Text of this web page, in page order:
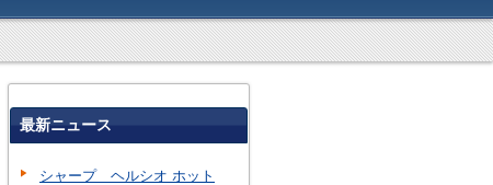
最新ニュース
シャープ ヘルシオ ホット